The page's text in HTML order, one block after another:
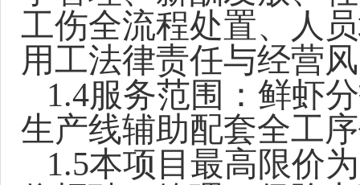
工伤全流程处置、人
用工法律责任与经营
1.4服务范围：鲜虾
生产线辅助配套全工
1.5本项目最高限价